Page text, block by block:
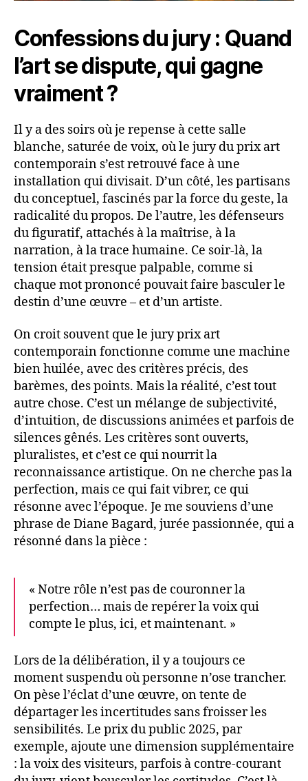
Confessions du jury : Quand
l’art se dispute, qui gagne
vraiment ?
Il y a des soirs où je repense à cette salle
blanche, saturée de voix, où le jury du prix art
contemporain s’est retrouvé face à une
installation qui divisait. D’un côté, les partisans
du conceptuel, fascinés par la force du geste, la
radicalité du propos. De l’autre, les défenseurs
du figuratif, attachés à la maîtrise, à la
narration, à la trace humaine. Ce soir-là, la
tension était presque palpable, comme si
chaque mot prononcé pouvait faire basculer le
destin d’une œuvre – et d’un artiste.
On croit souvent que le jury prix art
contemporain fonctionne comme une machine
bien huilée, avec des critères précis, des
barèmes, des points. Mais la réalité, c’est tout
autre chose. C’est un mélange de subjectivité,
d’intuition, de discussions animées et parfois de
silences gênés. Les critères sont ouverts,
pluralistes, et c’est ce qui nourrit la
reconnaissance artistique. On ne cherche pas la
perfection, mais ce qui fait vibrer, ce qui
résonne avec l’époque. Je me souviens d’une
phrase de Diane Bagard, jurée passionnée, qui a
résonné dans la pièce :
« Notre rôle n’est pas de couronner la
perfection… mais de repérer la voix qui
compte le plus, ici, et maintenant. »
Lors de la délibération, il y a toujours ce
moment suspendu où personne n’ose trancher.
On pèse l’éclat d’une œuvre, on tente de
départager les incertitudes sans froisser les
sensibilités. Le prix du public 2025, par
exemple, ajoute une dimension supplémentaire
: la voix des visiteurs, parfois à contre-courant